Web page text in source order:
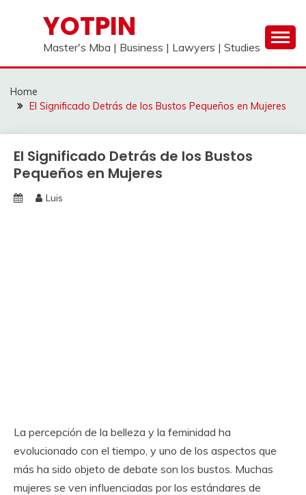
YOTPIN
Master's Mba | Business | Lawyers | Studies
Home
El Significado Detrás de los Bustos Pequeños en Mujeres
El Significado Detrás de los Bustos
Pequeños en Mujeres
Luis
La percepción de la belleza y la feminidad ha
evolucionado con el tiempo, y uno de los aspectos que
más ha sido objeto de debate son los bustos. Muchas
mujeres se ven influenciadas por los estándares de